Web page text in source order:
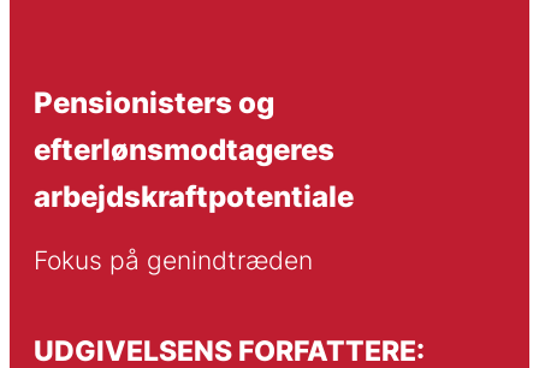
Pensionisters og
efterlønsmodtageres
arbejdskraftpotentiale
Fokus på genindtræden
UDGIVELSENS FORFATTERE: